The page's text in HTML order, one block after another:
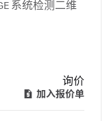
系统检测二维
询价
加入报价单